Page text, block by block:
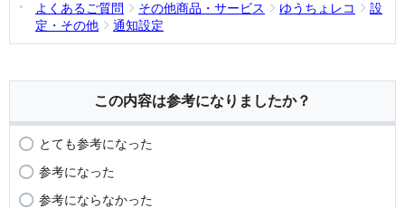
よくあるご質問
その他商品・サービス ゆうちょレコ
設
定・その他
通知設定
この内容は参考になりましたか？
とても参考になった
参考になった
参考にならなかった